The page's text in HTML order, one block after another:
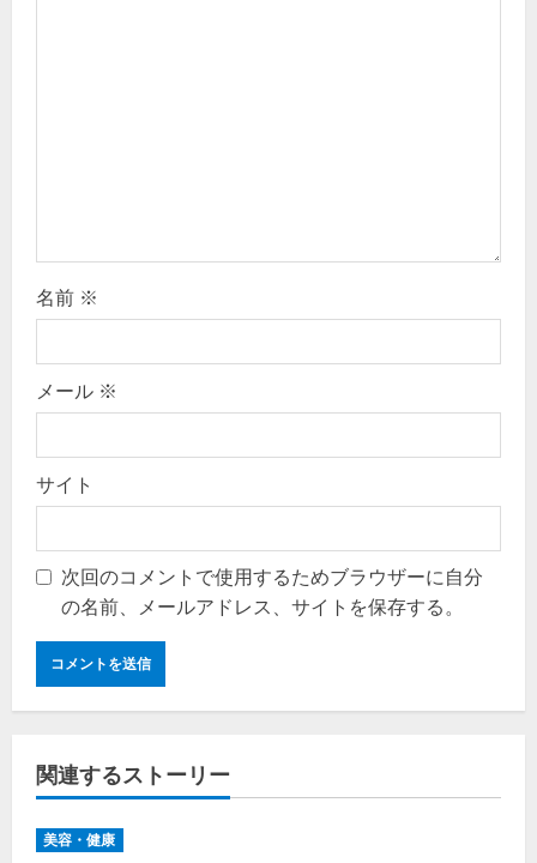
名前 ※
メール ※
サイト
次回のコメントで使用するためブラウザーに自分
の名前、メールアドレス、サイトを保存する。
関連するストーリー
美容・健康